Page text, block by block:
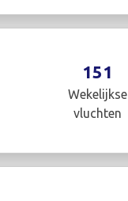
151
Wekelijkse
vluchten